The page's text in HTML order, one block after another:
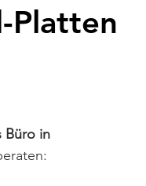
Platten
Büro in